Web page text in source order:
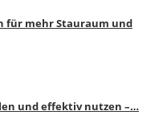
für mehr Stauraum und
und effektiv nutzen –…